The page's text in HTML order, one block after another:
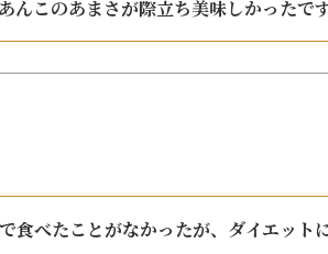
んこのあまさが際立ち美味しかったで
食べたことがなかったが、ダイエット